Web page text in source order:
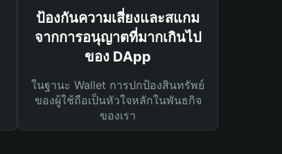
ป้องกันความเสี่ยงและสแกม
จากการอนุญาตที่มากเกินไป
ของ DApp
ในฐานะ Wallet การปกป้องสินทรัพย์
ของผู้ใช้ถือเป็นหัวใจหลักในพันธกิจ
ของเรา